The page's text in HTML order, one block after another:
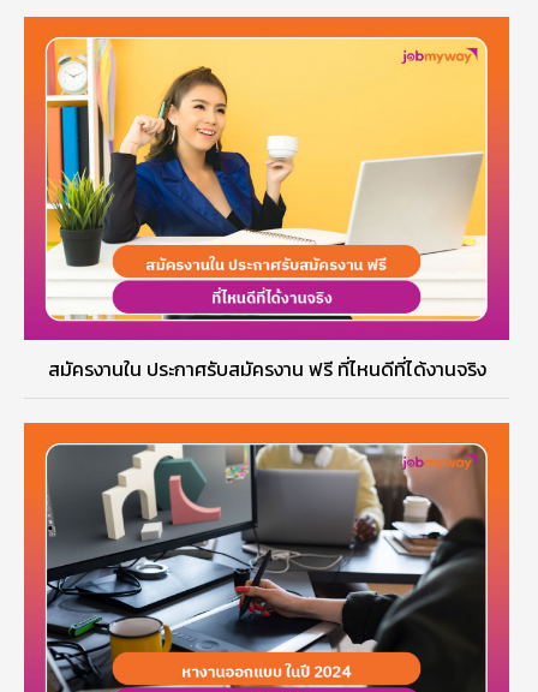
สมัครงานใน ประกาศรับสมัครงาน ฟรี ที่ไหนดีที่ได้งานจริง